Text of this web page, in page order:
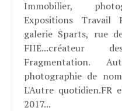
Immobilier,
Expositions Travail
galerie Sparts, rue
FIIE...créateur
Fragmentation.
photographie de
L'Autre quotidien.FR
2017...